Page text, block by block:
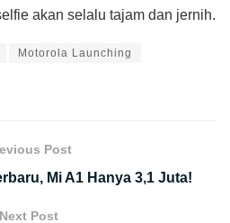
akan selalu tajam dan jernih.
Motorola Launching
Post
Mi A1 Hanya 3,1 Juta!
Next Post